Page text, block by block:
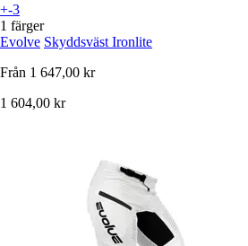
+-3
1 färger
Evolve Skyddsväst Ironlite
Från 1 647,00 kr
1 604,00 kr